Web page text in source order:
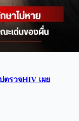
ตรวจHIV เผย